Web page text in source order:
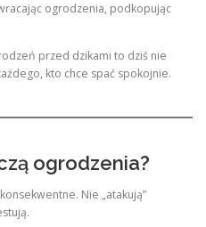
ogrodzenia, podkopując
przed dzikami to dziś nie
kto chce spać spokojnie.
ogrodzenia?
Nie „atakują”